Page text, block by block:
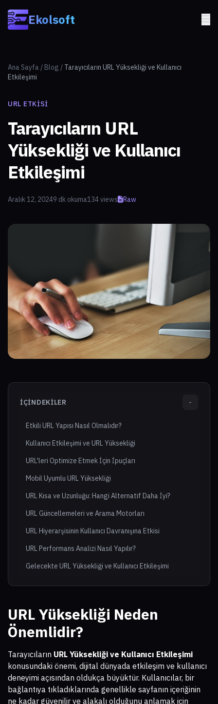
Ekolsoft
Ana Sayfa / Blog / Tarayıcıların URL Yüksekliği ve Kullanıcı
Etkileşimi
URL ETKISI
Tarayıcıların URL
Yüksekliği ve Kullanıcı
Etkileşimi
Aralık 12, 20249 dk okuma134 views Raw
İÇINDEKILER -
Etkili URL Yapısı Nasıl Olmalıdır?
Kullanıcı Etkileşimi ve URL Yüksekliği
URL'leri Optimize Etmek İçin İpuçları
Mobil Uyumlu URL Yüksekliği
URL Kısa ve Uzunluğu: Hangi Alternatif Daha İyi?
URL Güncellemeleri ve Arama Motorları
URL Hiyerarşisinin Kullanıcı Davranışına Etkisi
URL Performans Analizi Nasıl Yapılır?
Gelecekte URL Yüksekliği ve Kullanıcı Etkileşimi
URL Yüksekliği Neden
Önemlidir?
Tarayıcıların URL Yüksekliği ve Kullanıcı Etkileşimi
konusundaki önemi, dijital dünyada etkileşim ve kullanıcı
deneyimi açısından oldukça büyüktür. Kullanıcılar, bir
bağlantıya tıkladıklarında genellikle sayfanın içeriğinin
ne kadar güvenilir ve alakalı olduğunu anlamak için